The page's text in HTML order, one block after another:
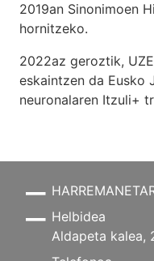
2019an Sinonimoen
hornitzeko.
2022az geroztik,
eskaintzen da Eusko
neuronalaren Itzuli+
Helbidea
Aldapeta kalea,